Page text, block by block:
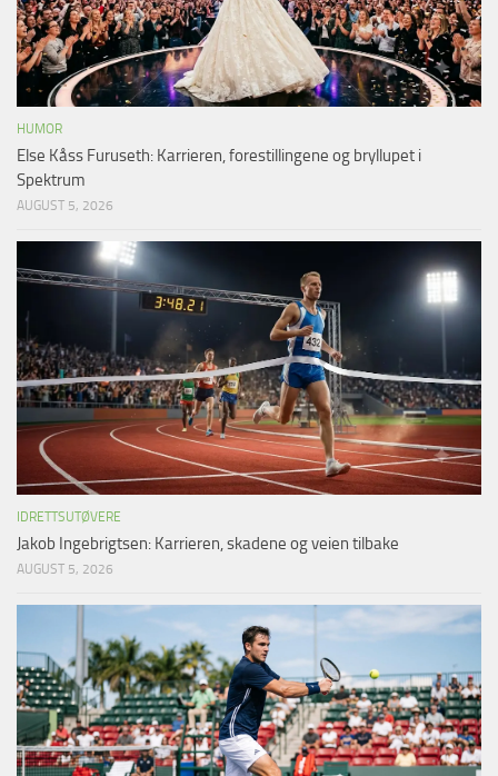
HUMOR
Else Kåss Furuseth: Karrieren, forestillingene og bryllupet i
Spektrum
AUGUST 5, 2026
IDRETTSUTØVERE
Jakob Ingebrigtsen: Karrieren, skadene og veien tilbake
AUGUST 5, 2026